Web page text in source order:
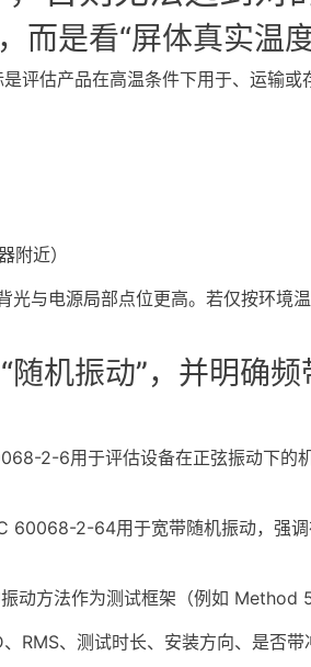
而是看“屏体真实温
估产品在高温条件下用于、运输或
附近）
电源局部点位更高。若仅按环境温
随机振动”，并明确
2-6用于评估设备在正弦振动下的
60068-2-64用于宽带随机振动，强
方法作为测试框架（例如 Method
RMS、测试时长、安装方向、是否